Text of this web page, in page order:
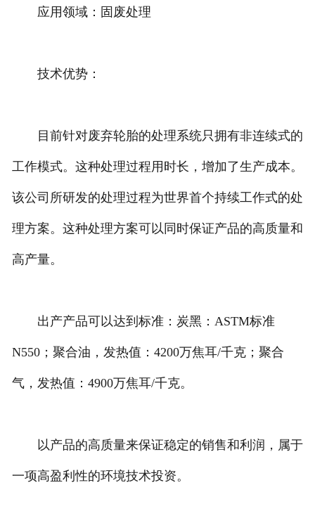
应用领域：固废处理
技术优势：
目前针对废弃轮胎的处理系统只拥有非连续式的
工作模式。这种处理过程用时长，增加了生产成本。
该公司所研发的处理过程为世界首个持续工作式的处
理方案。这种处理方案可以同时保证产品的高质量和
高产量。
出产产品可以达到标准：炭黑：ASTM标准
N550；聚合油，发热值：4200万焦耳/千克；聚合
气，发热值：4900万焦耳/千克。
以产品的高质量来保证稳定的销售和利润，属于
一项高盈利性的环境技术投资。